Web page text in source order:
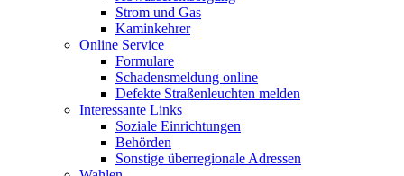
Strom und Gas
Kaminkehrer
Online Service
Formulare
Schadensmeldung online
Defekte Straßenleuchten melden
Interessante Links
Soziale Einrichtungen
Behörden
Sonstige überregionale Adressen